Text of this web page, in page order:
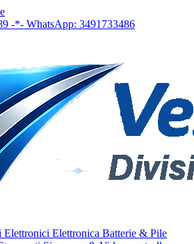
-*- WhatsApp: 3491733486
Elettronici Elettronica Batterie & Pile